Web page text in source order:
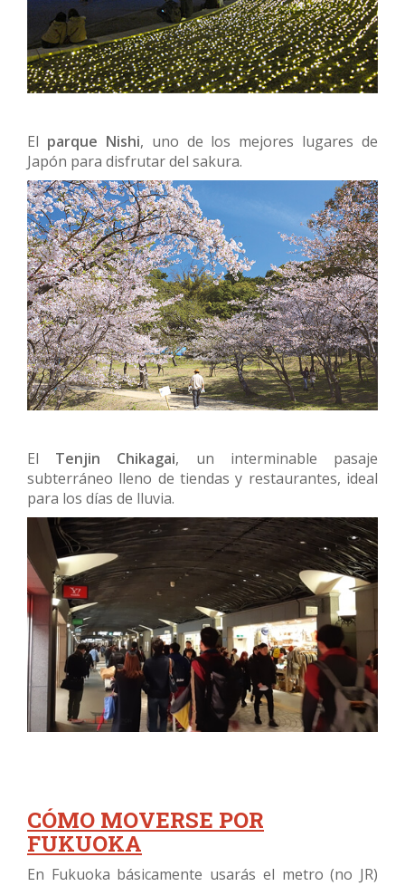
El parque Nishi, uno de los mejores lugares de
Japón para disfrutar del sakura.
El Tenjin Chikagai, un interminable pasaje
subterráneo lleno de tiendas y restaurantes, ideal
para los días de lluvia.
CÓMO MOVERSE POR
FUKUOKA
En Fukuoka básicamente usarás el metro (no JR)